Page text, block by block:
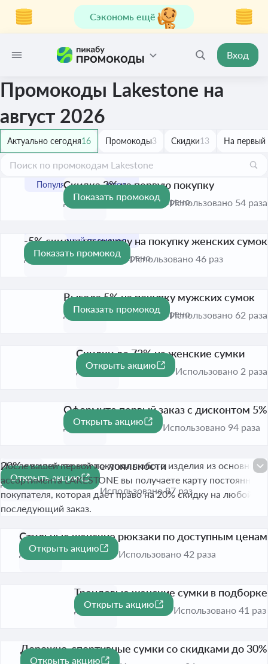
Сэкономь ещё
Вход
Промокоды Lakestone на
август 2026
Актуально сегодня16 Промокоды3 Скидки13 На первый
-3%
Скидка 3% на первую покупку
До 1 сент. 2026 Проверено
Показать промокод
Использовано 54 раза
-5%
-5% скидка по купону на покупку женских сумок
До 1 сент. 2026 Проверено
Показать промокод
Использовано 46 раз
-5%
Выгода 5% на покупку мужских сумок
До 1 сент. 2026 Проверено
Показать промокод
Использовано 62 раза
-72%
Скидки до 72% на женские сумки
До 31 авг. 2026
Открыть акцию
Использовано 2 раза
-5%
Оформите первый заказ с дисконтом 5%
До 1 сент. 2026
Открыть акцию
Использовано 94 раза
-20%
20% скидки по карте лояльности
До 1 сент. 2026
После вашей первой покупки любого изделия из основного
ассортимента LAKESTONE вы получаете карту постоянного
покупателя, которая дает право на 20% скидку на любой
последующий заказ.
Открыть акцию
Использовано 87 раз
Стильные женские рюкзаки по доступным ценам
До 1 сент. 2026
Открыть акцию
Использовано 42 раза
Трендовые женские сумки в подборке
До 1 сент. 2026
Открыть акцию
Использовано 41 раз
Дорожно-спортивные сумки со скидками до 30%
Открыть акцию